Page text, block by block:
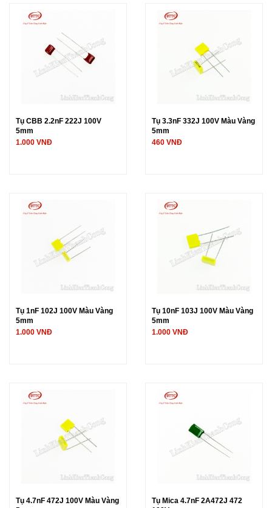
Tụ CBB 2.2nF 222J 100V
5mm
1.000 VNĐ
Tụ 3.3nF 332J 100V Màu Vàng
5mm
460 VNĐ
Tụ 1nF 102J 100V Màu Vàng
5mm
1.000 VNĐ
Tụ 10nF 103J 100V Màu Vàng
5mm
1.000 VNĐ
Tụ 4.7nF 472J 100V Màu Vàng
Tụ Mica 4.7nF 2A472J 472